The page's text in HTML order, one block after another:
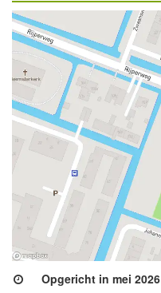
Opgericht in mei 2026